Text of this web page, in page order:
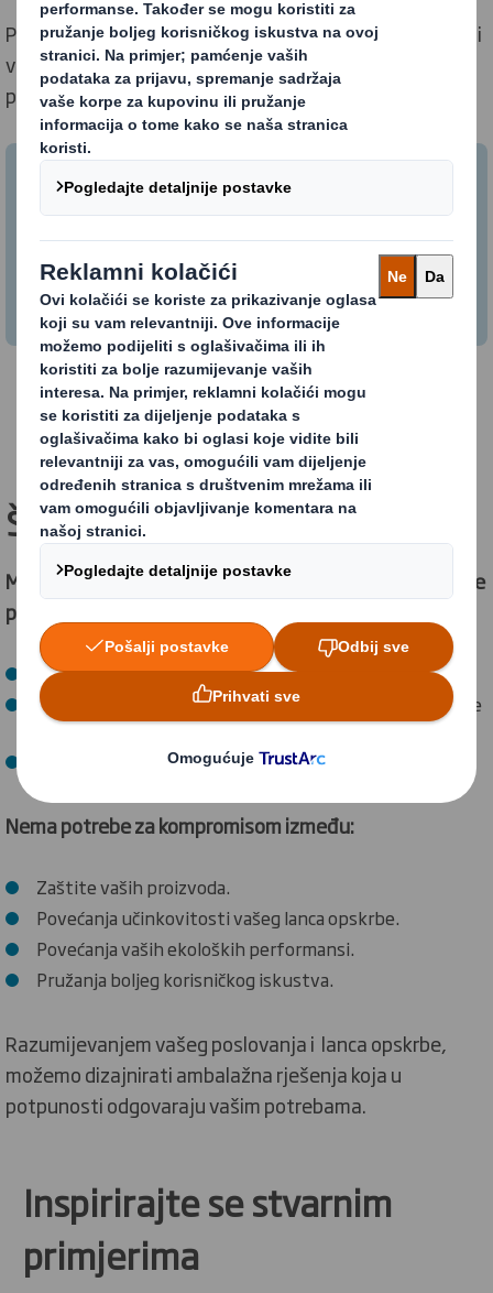
Preuzmite ovaj informativni priručnik kako biste saznali
više o Matrici kružnog dizajna, njezinim prednostima i
primjerima iz prakse.
Priručnik kroz Matricu kružnog
dizajna
Preuzmite informativni priručnik.
PREUZMITE PRIRUČNIK
Šta to znači za vas?
Matrica kružnog dizajna omogućit će vam da poboljšate
performanse održivosti ambalaže kroz:
Smanjenje otpada i zagađenja.
Održavanje materijala i proizvoda u upotrebi što je duže
moguće.
Obnavljanje prirodnih sustava.
Nema potrebe za kompromisom između:
Zaštite vaših proizvoda.
Povećanja učinkovitosti vašeg lanca opskrbe.
Povećanja vaših ekoloških performansi.
Pružanja boljeg korisničkog iskustva.
Razumijevanjem vašeg poslovanja i lanca opskrbe,
možemo dizajnirati ambalažna rješenja koja u
potpunosti odgovaraju vašim potrebama.
Inspirirajte se stvarnim
primjerima